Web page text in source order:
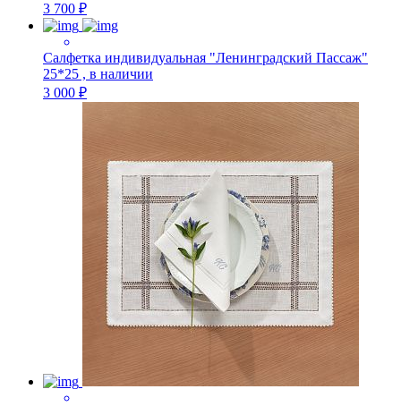
3 700 ₽
Салфетка индивидуальная "Ленинградский Пассаж"
25*25 , в наличии
3 000 ₽